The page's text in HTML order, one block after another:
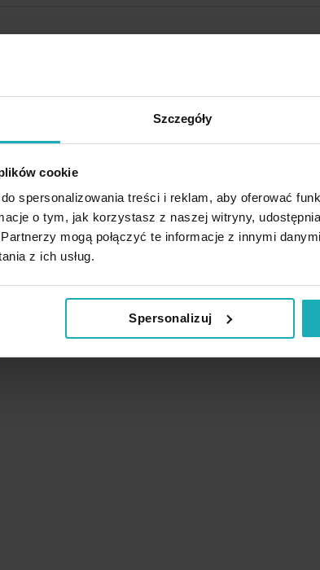
Szczegóły
cookie
spersonalizowania treści i reklam, aby oferować
o tym, jak korzystasz z naszej witryny,
mogą połączyć te informacje z innymi
z ich usług.
Spersonalizuj